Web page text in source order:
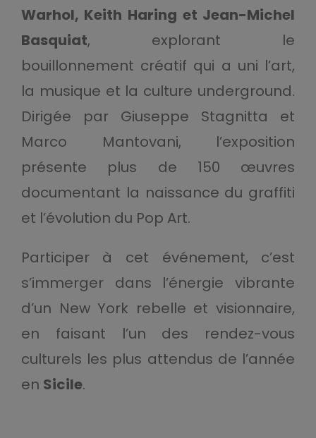
Warhol, Keith Haring et Jean-Michel
Basquiat, explorant le
bouillonnement créatif qui a uni l’art,
la musique et la culture underground.
Dirigée par Giuseppe Stagnitta et
Marco Mantovani, l’exposition
présente plus de 150 œuvres
documentant la naissance du graffiti
et l’évolution du Pop Art.
Participer à cet événement, c’est
s’immerger dans l’énergie vibrante
d’un New York rebelle et visionnaire,
en faisant l’un des rendez-vous
culturels les plus attendus de l’année
en Sicile.